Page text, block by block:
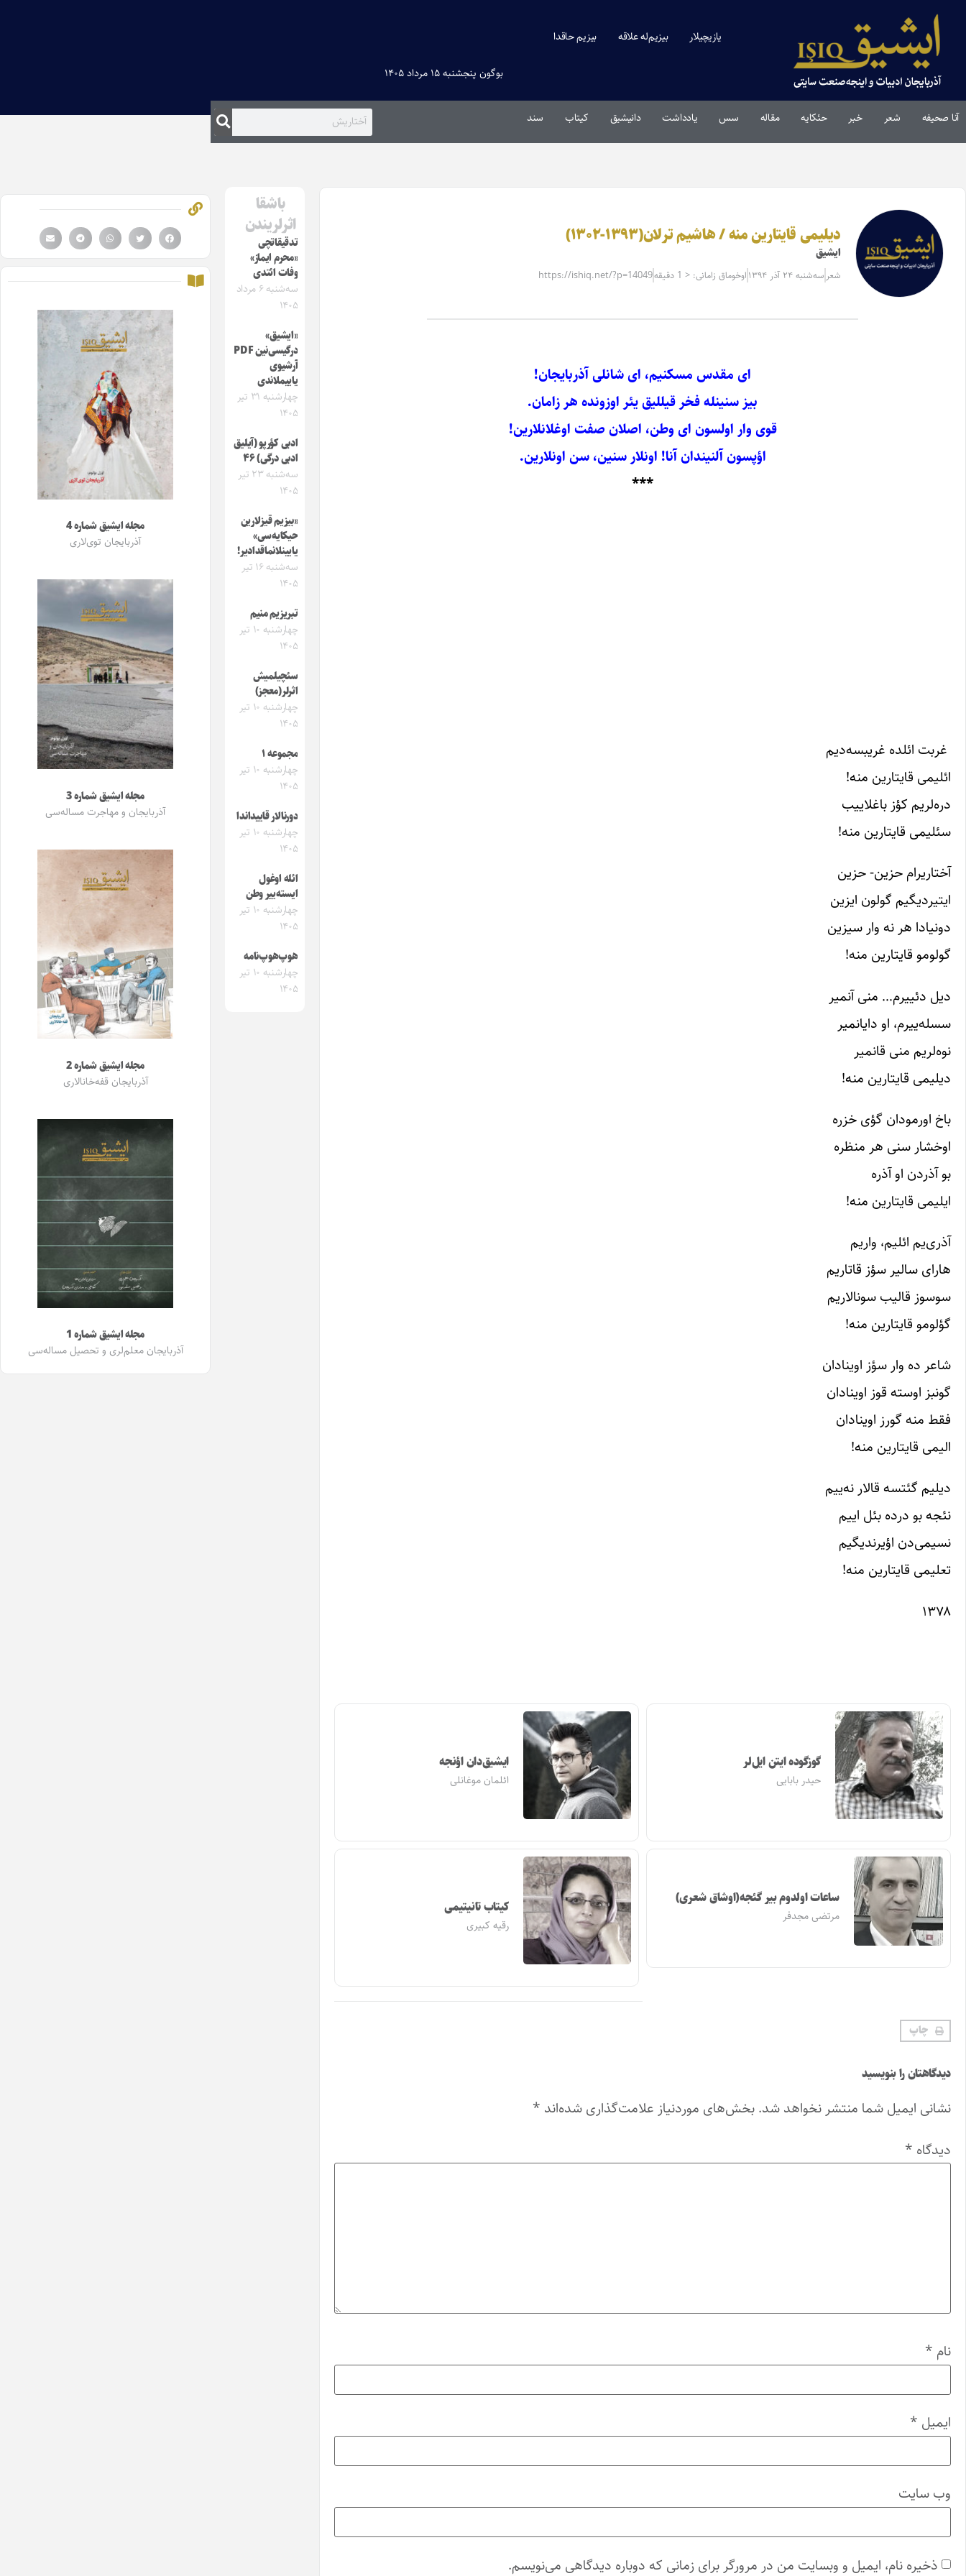
یازیچیلار بیزیم‌له علاقه بیزیم حاقدا
بوگون پنجشنبه ۱۵ مرداد ۱۴۰۵
آنا صحیفه شعر خبر حئکایه مقاله‌ سس یادداشت دانیشیق کیتاب سند
دیلیمی قایتارین منه / هاشیم ترلان(۱۳۹۳-۱۳۰۲)
ایشیق
شعر سه‌شنبه ۲۴ آذر ۱۳۹۴ اوخوماق زامانی: < 1 دقیقه https://ishiq.net/?p=14049
ای مقدس مسکنیم، ای شانلی آذربایجان!
بیز سنینله فخر قیللیق یئر اوزونده هر زامان.
قوی وار اولسون ای وطن، اصلان صفت اوغلانلارین!
اؤپسون آلنیندان آنا! اونلار سنین، سن اونلارین.
***
غربت ائلده غریبسه‌دیم
ائلیمی قایتارین منه!
دره‌لریم کؤز باغلاییب
سئلیمی قایتارین منه!
آختاریرام حزین- حزین
ایتیردیگیم گولون ایزین
دونیادا هر نه وار سیزین
گولومو قایتارین منه!
دیل دئییرم… منی آنمیر
سسله‌ییرم، او دایانمیر
نوه‌لریم منی قانمیر
دیلیمی قایتارین منه!
باخ اورمودان گؤی خزره
اوخشار سنی هر منظره
بو آذردن او آذره
ایلیمی قایتارین منه!
آذری‌یم ائلیم، واریم
هارای سالیر سؤز قاتاریم
سوسوز قالیب سونالاریم
گؤلومو قایتارین منه!
شاعر ده وار سؤز اوینادان
گونبز اوسته قوز اوینادان
فقط منه گورز اوینادان
الیمی قایتارین منه!
دیلیم گئتسه قالار نه‌ییم
نئجه بو درده بئل اییم
نسیمی‌دن اؤیرندیگیم
تعلیمی قایتارین منه!
۱۳۷۸
گوزگوده ایتن ایل‌لر
حیدر بابایی
ایشیق‌دان اؤنجه
ائلمان موغانلی
ساعات اولدوم بیر گئجه(اوشاق شعری)
مرتضی مجدفر
کیتاب تانیتیمی
رقیه کبیری
چاپ
دیدگاهتان را بنویسید
نشانی ایمیل شما منتشر نخواهد شد. بخش‌های موردنیاز علامت‌گذاری شده‌اند *
دیدگاه *
نام *
ایمیل *
وب‌ سایت
ذخیره نام، ایمیل و وبسایت من در مرورگر برای زمانی که دوباره دیدگاهی می‌نویسم.
باشقا
اثرلریندن
تدقیقاتچی
«محرم ایماز»
وفات ائتدی
سه‌شنبه ۶ مرداد
۱۴۰۵
«ایشیق»
درگیسی‌نین PDF
آرشیوی
یاییملاندی
چهارشنبه ۳۱ تیر
۱۴۰۵
ادبی کؤرپو (آیلیق
ادبی درگی) ۴۶
سه‌شنبه ۲۳ تیر
۱۴۰۵
«بیزیم قیزلارین
حیکایه‌سی»
یایینلانماقدادیر!
سه‌شنبه ۱۶ تیر
۱۴۰۵
تبریزیم منیم
چهارشنبه ۱۰ تیر
۱۴۰۵
سئچیلمیش
اثرلر(معجز)
چهارشنبه ۱۰ تیر
۱۴۰۵
مجموعه ۱
چهارشنبه ۱۰ تیر
۱۴۰۵
دورنالار قاییداندا
چهارشنبه ۱۰ تیر
۱۴۰۵
ائله اوغول
ایسته‌ییر وطن
چهارشنبه ۱۰ تیر
۱۴۰۵
هوپ‌هوپ‌نامه
چهارشنبه ۱۰ تیر
۱۴۰۵
مجله ایشیق شماره 4
آذربایجان توی‌لاری
مجله ایشیق شماره 3
آذربایجان و مهاجرت مساله‌سی
مجله ایشیق شماره 2
آذربایجان قفه‌خانالاری
مجله ایشیق شماره 1
آذربایجان معلم‌لری و تحصیل مساله‌سی